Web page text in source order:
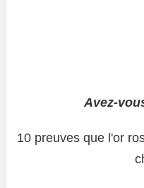
Avez-
10 preuves que l'or